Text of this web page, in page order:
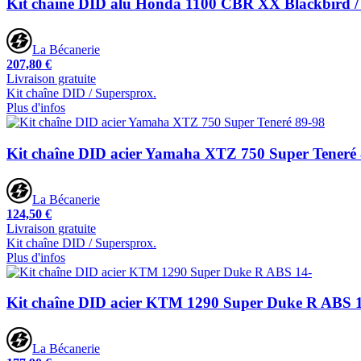
Kit chaîne DID alu Honda 1100 CBR XX Blackbird /
La Bécanerie
207,80 €
Livraison gratuite
Kit chaîne DID / Supersprox.
Plus d'infos
Kit chaîne DID acier Yamaha XTZ 750 Super Teneré
La Bécanerie
124,50 €
Livraison gratuite
Kit chaîne DID / Supersprox.
Plus d'infos
Kit chaîne DID acier KTM 1290 Super Duke R ABS
La Bécanerie